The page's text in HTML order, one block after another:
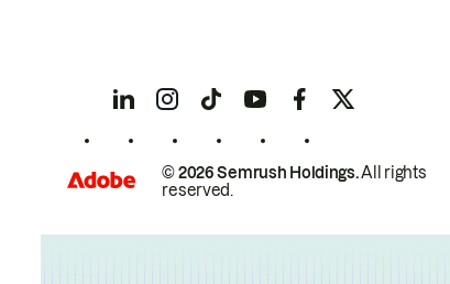
© 2026 Semrush Holdings.All rights
reserved.